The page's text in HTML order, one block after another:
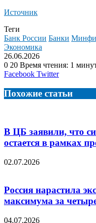
Источник
Теги
Банк России Банки
Экономика
26.06.2026
0 20 Время чтения: 1
Facebook TwitterLinkedIn
Tumblr
Reddit
Вконтакте
Skype
Messenger
Messenger
WhatsApp
Telegram
Viber
Line
Поделиться
почту
Похожие статьи
В ЦБ заявили, что
остается в рамках
02.07.2026
Россия нарастила
максимума за
04.07.2026